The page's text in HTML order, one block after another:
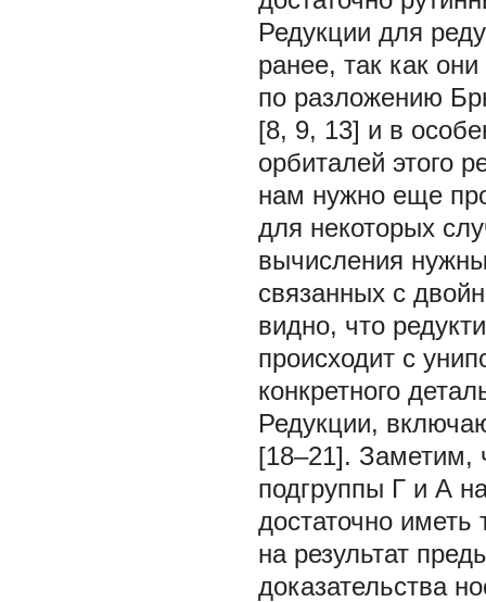
Редукции для
ранее, так как
по разложению
[8, 9, 13] и в
орбиталей этого
нам нужно еще
для некоторых
вычисления
связанных с
видно, что
происходит с
конкретного
Редукции,
[18–21]. Заметим,
подгруппы Г и А
достаточно иметь
на результат
доказательства